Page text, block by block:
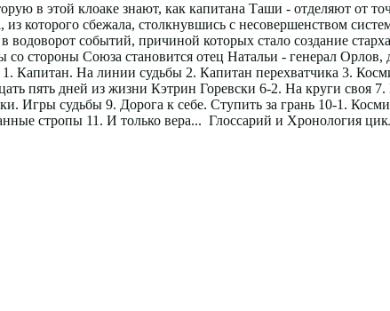
в этой клоаке знают, как капитана Таши - отделяют от
которого сбежала, столкнувшись с несовершенством
водоворот событий, причиной которых стало создание
стороны Союза становится отец Натальи - генерал Орлов,
На линии судьбы 2. Капитан перехватчика 3.
пять дней из жизни Кэтрин Горевски 6-2. На круги своя
Игры судьбы 9. Дорога к себе. Ступить за грань 10-1.
стропы 11. И только вера... Глоссарий и Хронология